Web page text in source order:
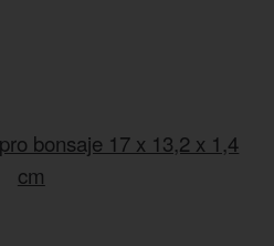
bonsaje 17 x 13,2 x 1,4
cm